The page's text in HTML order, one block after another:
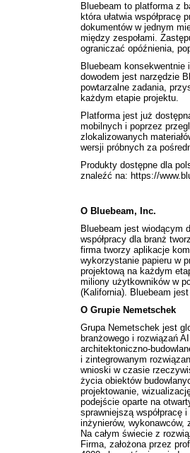
Bluebeam to platforma z
która ułatwia
dokumentów w jednym
między zespołami.
ograniczać opóźnienia,
Bluebeam
dowodem jest narzędzie
powtarzalne zadania,
każdym etapie projektu.
Platforma jest już
mobilnych i poprzez
zlokalizowanych
wersji próbnych za
Produkty dostępne dla
znaleźć na: https://
O Bluebeam, Inc.
Bluebeam jest wiodącym
współpracy dla branż
firma tworzy aplikacje
wykorzystanie papieru w
projektową na każdym
miliony użytkowników w
(Kalifornia). Bluebeam
O Grupie Nemetschek
Grupa Nemetschek jest
branżowego i rozwiązań
architektoniczno-
i zintegrowanym
wnioski w czasie
życia obiektów
projektowanie,
podejście oparte na
sprawniejszą współpracę
inżynierów, wykonawców,
Na całym świecie z
Firma, założona przez